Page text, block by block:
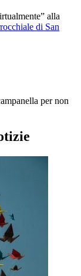
alla
di San
per non